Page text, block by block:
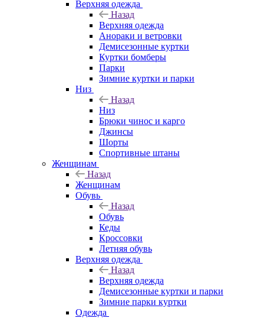
Верхняя одежда
Назад
Верхняя одежда
Анораки и ветровки
Демисезонные куртки
Куртки бомберы
Парки
Зимние куртки и парки
Низ
Назад
Низ
Брюки чинос и карго
Джинсы
Шорты
Спортивные штаны
Женщинам
Назад
Женщинам
Обувь
Назад
Обувь
Кеды
Кроссовки
Летняя обувь
Верхняя одежда
Назад
Верхняя одежда
Демисезонные куртки и парки
Зимние парки куртки
Одежда